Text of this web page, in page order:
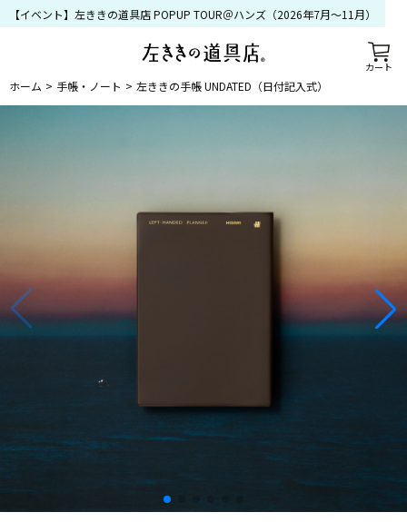
カート
【イベント】左ききの道具店 POPUP TOUR＠ハンズ（2026年7月〜11月）
ホーム 手帳・ノート 左ききの手帳 UNDATED（日付記入式）